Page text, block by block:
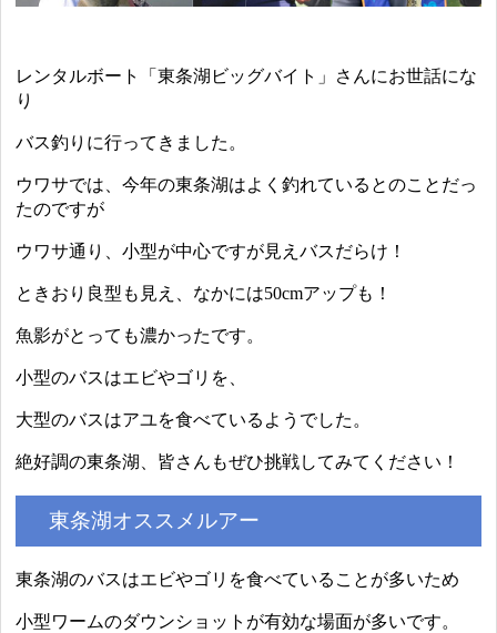
レンタルボート「東条湖ビッグバイト」さんにお世話にな
り
バス釣りに行ってきました。
ウワサでは、今年の東条湖はよく釣れているとのことだっ
たのですが
ウワサ通り、小型が中心ですが見えバスだらけ！
ときおり良型も見え、なかには50cmアップも！
魚影がとっても濃かったです。
小型のバスはエビやゴリを、
大型のバスはアユを食べているようでした。
絶好調の東条湖、皆さんもぜひ挑戦してみてください！
東条湖オススメルアー
東条湖のバスはエビやゴリを食べていることが多いため
小型ワームのダウンショットが有効な場面が多いです。